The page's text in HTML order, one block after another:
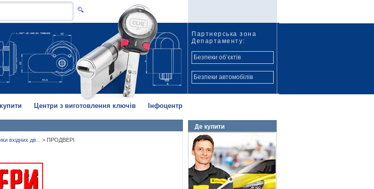
Партнерська зона
Департаменту:
Безпеки об’єктів
Безпеки автомобілів
Центри з виготовлення ключів Інфоцентр
вхідних дв... > ПРОДВЕРІ
Де купити
Протиугінний захист
⇓